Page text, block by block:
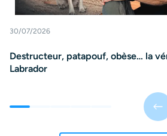
30/07/2026
Destructeur, patapouf, obèse… la
Labrador